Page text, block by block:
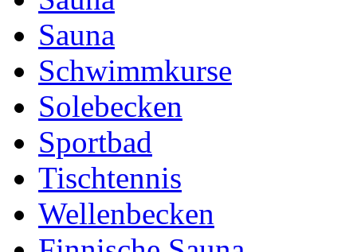
Sauna
Schwimmkurse
Solebecken
Sportbad
Tischtennis
Wellenbecken